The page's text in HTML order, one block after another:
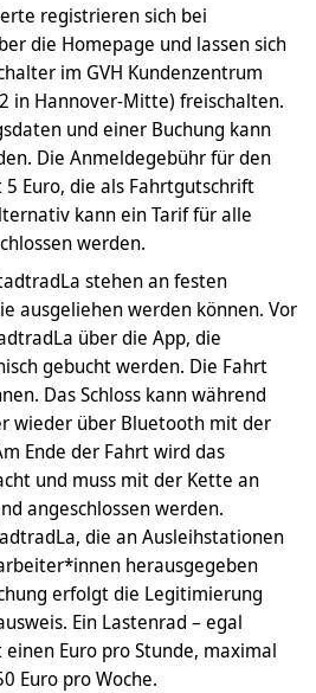
registrieren sich bei
die Homepage und lassen sich
im GVH Kundenzentrum
in Hannover-Mitte) freischalten.
und einer Buchung kann
Die Anmeldegebühr für den
5 Euro, die als Fahrtgutschrift
kann ein Tarif für alle
werden.
stehen an festen
ausgeliehen werden können. Vor
über die App, die
gebucht werden. Die Fahrt
Das Schloss kann während
wieder über Bluetooth mit der
Ende der Fahrt wird das
und muss mit der Kette an
angeschlossen werden.
die an Ausleihstationen
herausgegeben
erfolgt die Legitimierung
Ein Lastenrad – egal
Euro pro Stunde, maximal
Euro pro Woche.